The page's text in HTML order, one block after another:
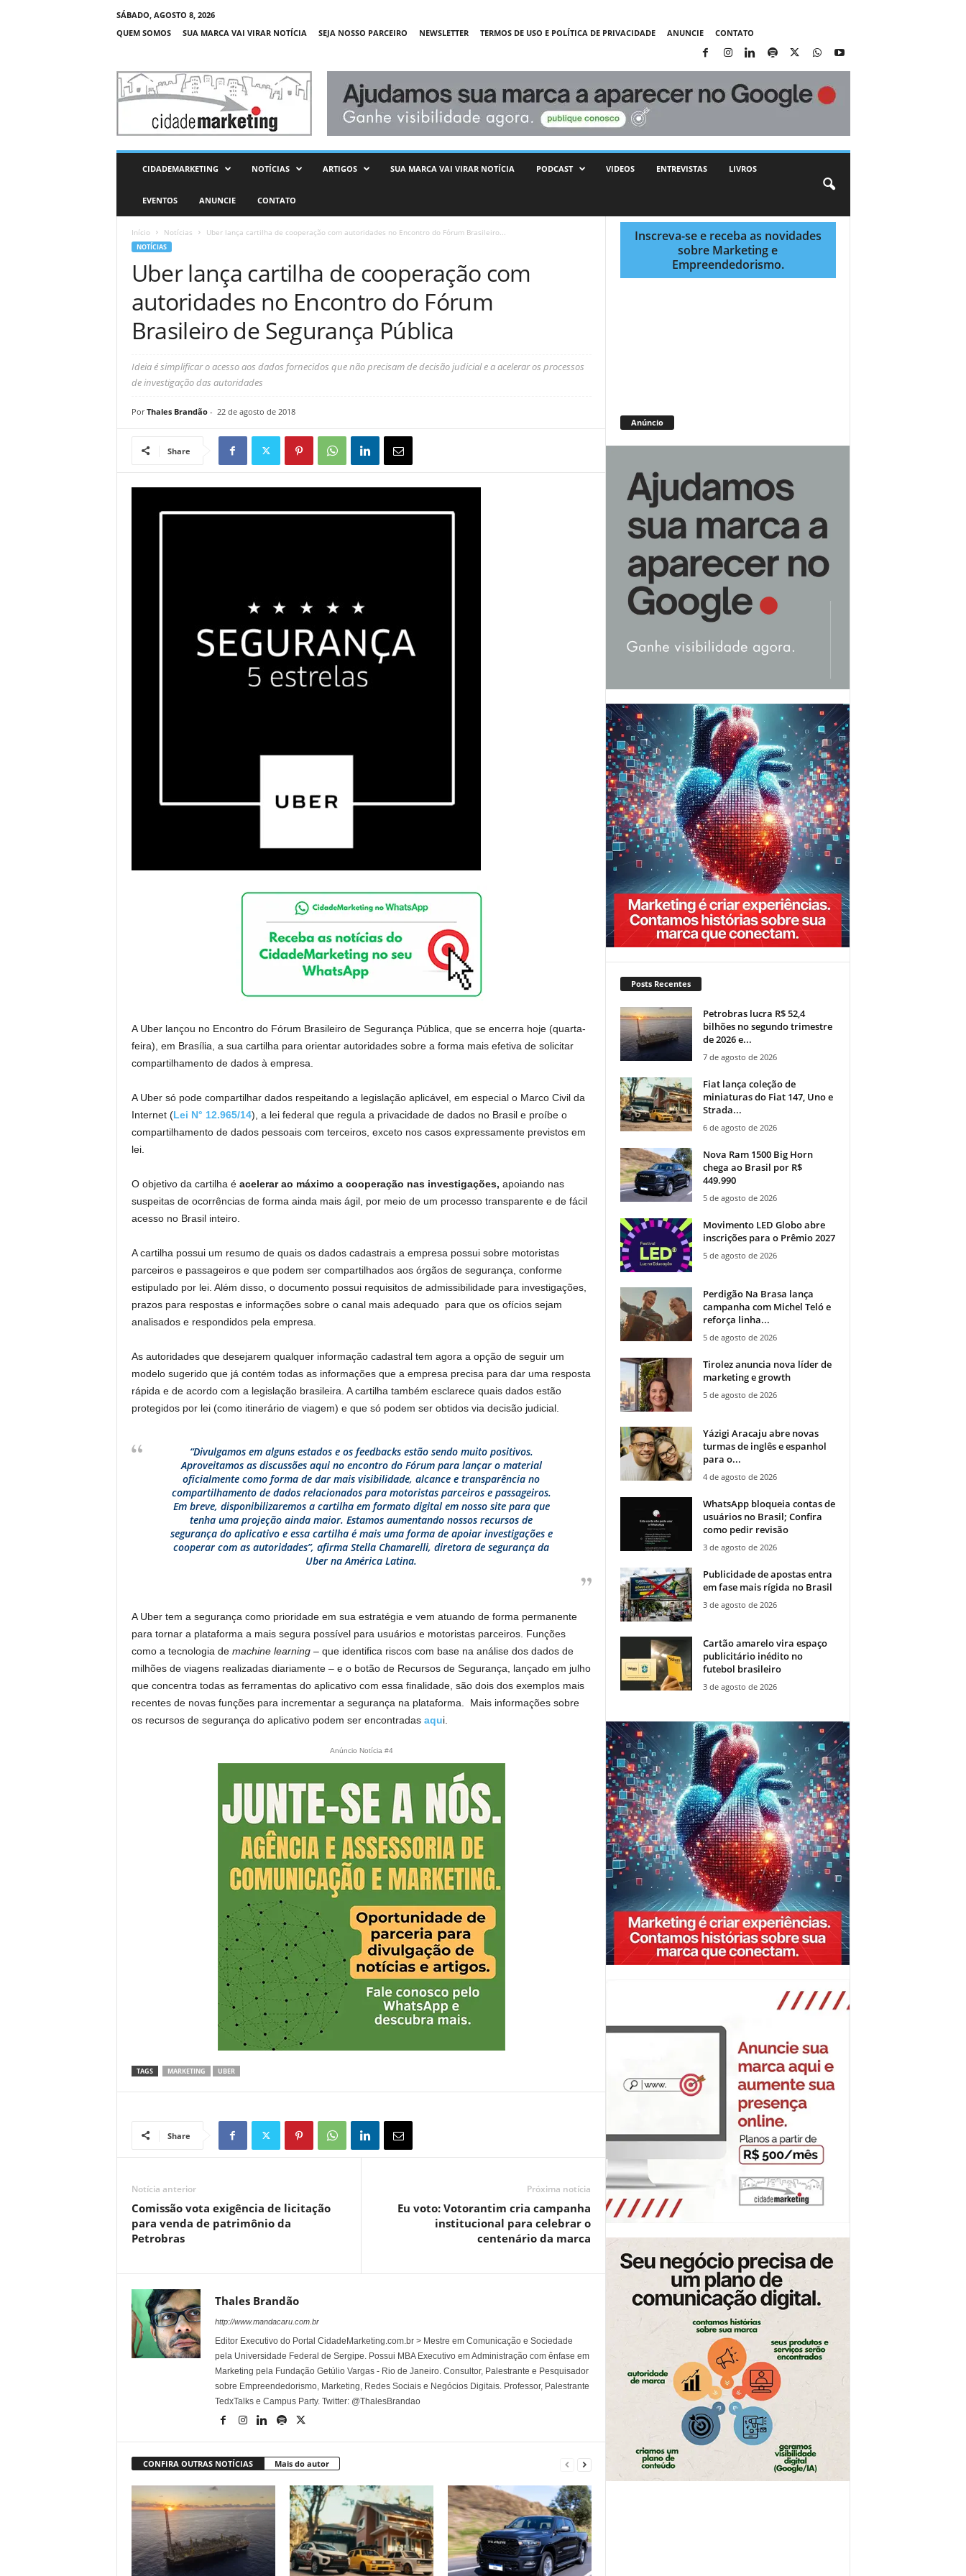
SÁBADO, AGOSTO 8, 2026
QUEM SOMOS
SUA MARCA VAI VIRAR NOTÍCIA SEJA NOSSO PARCEIRO NEWSLETTER TERMOS DE USO E POLÍTICA DE PRIVACIDADE ANUNCIE CONTATO
C
d
CIDADEMARKETING NOTÍCIAS ARTIGOS SUA MARCA VAI VIRAR NOTÍCIA PODCAST VIDEOS ENTREVISTAS LIVROS
EVENTOS ANUNCIE CONTATO
Início Notícias Uber lança cartilha de cooperação com autoridades no Encontro do Fórum Brasileiro...
NOTÍCIAS
Uber lança cartilha de cooperação com
autoridades no Encontro do Fórum
Brasileiro de Segurança Pública
Ideia é simplificar o acesso aos dados fornecidos que não precisam de decisão judicial e a acelerar os processos
de investigação das autoridades
Por Thales Brandão- 22 de agosto de 2018
Share
A Uber lançou no Encontro do Fórum Brasileiro de Segurança Pública, que se encerra hoje (quarta-
feira), em Brasília, a sua cartilha para orientar autoridades sobre a forma mais efetiva de solicitar
compartilhamento de dados à empresa.
A Uber só pode compartilhar dados respeitando a legislação aplicável, em especial o Marco Civil da
Internet (Lei N° 12.965/14), a lei federal que regula a privacidade de dados no Brasil e proíbe o
compartilhamento de dados pessoais com terceiros, exceto nos casos expressamente previstos em
lei.
O objetivo da cartilha é acelerar ao máximo a cooperação nas investigações, apoiando nas
suspeitas de ocorrências de forma ainda mais ágil, por meio de um processo transparente e de fácil
acesso no Brasil inteiro.
A cartilha possui um resumo de quais os dados cadastrais a empresa possui sobre motoristas
parceiros e passageiros e que podem ser compartilhados aos órgãos de segurança, conforme
estipulado por lei. Além disso, o documento possui requisitos de admissibilidade para investigações,
prazos para respostas e informações sobre o canal mais adequado para que os ofícios sejam
analisados e respondidos pela empresa.
As autoridades que desejarem qualquer informação cadastral tem agora a opção de seguir um
modelo sugerido que já contém todas as informações que a empresa precisa para dar uma resposta
rápida e de acordo com a legislação brasileira. A cartilha também esclarece quais dados estão
protegidos por lei (como itinerário de viagem) e que só podem ser obtidos via decisão judicial.
“Divulgamos em alguns estados e os feedbacks estão sendo muito positivos.
Aproveitamos as discussões aqui no encontro do Fórum para lançar o material
oficialmente como forma de dar mais visibilidade, alcance e transparência no
compartilhamento de dados relacionados para motoristas parceiros e passageiros.
Em breve, disponibilizaremos a cartilha em formato digital em nosso site para que
tenha uma projeção ainda maior. Estamos aumentando nossos recursos de
segurança do aplicativo e essa cartilha é mais uma forma de apoiar investigações e
cooperar com as autoridades”, afirma Stella Chamarelli, diretora de segurança da
Uber na América Latina.
A Uber tem a segurança como prioridade em sua estratégia e vem atuando de forma permanente
para tornar a plataforma a mais segura possível para usuários e motoristas parceiros. Funções
como a tecnologia de machine learning– que identifica riscos com base na análise dos dados de
milhões de viagens realizadas diariamente – e o botão de Recursos de Segurança, lançado em julho
que concentra todas as ferramentas do aplicativo com essa finalidade, são dois dos exemplos mais
recentes de novas funções para incrementar a segurança na plataforma. Mais informações sobre
os recursos de segurança do aplicativo podem ser encontradas aqui.
Anúncio Notícia #4
TAGS MARKETING UBER
Share
Notícia anterior
Comissão vota exigência de licitação
para venda de patrimônio da
Petrobras
Próxima notícia
Eu voto: Votorantim cria campanha
institucional para celebrar o
centenário da marca
Thales Brandão
http://www.mandacaru.com.br
Editor Executivo do Portal CidadeMarketing.com.br > Mestre em Comunicação e Sociedade
pela Universidade Federal de Sergipe. Possui MBA Executivo em Administração com ênfase em
Marketing pela Fundação Getúlio Vargas - Rio de Janeiro. Consultor, Palestrante e Pesquisador
sobre Empreendedorismo, Marketing, Redes Sociais e Negócios Digitais. Professor, Palestrante
TedxTalks e Campus Party. Twitter: @ThalesBrandao
CONFIRA OUTRAS NOTÍCIAS Mais do autor
Inscreva-se e receba as novidades
sobre Marketing e
Empreendedorismo.
Anúncio
Posts Recentes
Petrobras lucra R$ 52,4
bilhões no segundo trimestre
de 2026 e...
7 de agosto de 2026
Fiat lança coleção de
miniaturas do Fiat 147, Uno e
Strada...
6 de agosto de 2026
Nova Ram 1500 Big Horn
chega ao Brasil por R$
449.990
5 de agosto de 2026
Movimento LED Globo abre
inscrições para o Prêmio 2027
5 de agosto de 2026
Perdigão Na Brasa lança
campanha com Michel Teló e
reforça linha...
5 de agosto de 2026
Tirolez anuncia nova líder de
marketing e growth
5 de agosto de 2026
Yázigi Aracaju abre novas
turmas de inglês e espanhol
para o...
4 de agosto de 2026
WhatsApp bloqueia contas de
usuários no Brasil; Confira
como pedir revisão
3 de agosto de 2026
Publicidade de apostas entra
em fase mais rígida no Brasil
3 de agosto de 2026
Cartão amarelo vira espaço
publicitário inédito no
futebol brasileiro
3 de agosto de 2026